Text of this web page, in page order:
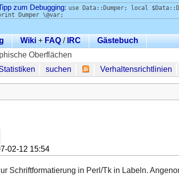
zum Debugging: use Data::Dumper; local
Dumper \@var;
Wiki+ FAQ /IRC
Gästebuch
Oberflächen
suchen Verhaltensrichtlinien
02-12 15:54
Schriftformatierung in Perl/Tk in Labeln.